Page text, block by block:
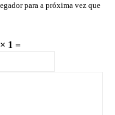
para a próxima vez que
1 =